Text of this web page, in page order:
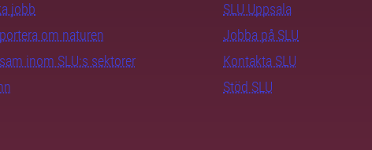
jobb
om naturen
inom SLU:s sektorer
SLU Uppsala
Jobba på SLU
Kontakta SLU
Stöd SLU